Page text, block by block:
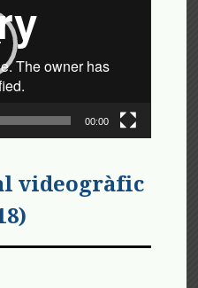
00:00
videogràfic